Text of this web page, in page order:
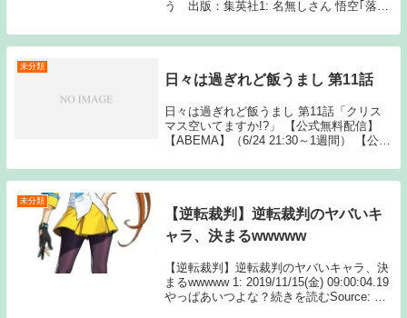
う 出版：集英社1: 名無しさん 悟空｢落ち
れっかもよ｣←これでも実際は？ 2: 名無し
さん 全王ぶっ潰してから言え ...
未分類
日々は過ぎれど飯うまし 第11話
日々は過ぎれど飯うまし 第11話「クリス
マス空いてますか!?」 【公式無料配信】
【ABEMA】（6/24 21:30～1週間） 【公式
【ABEMA】 【Amazonプライム】
Source: N...
未分類
【逆転裁判】逆転裁判のヤバいキ
ャラ、決まるwwwww
【逆転裁判】逆転裁判のヤバいキャラ、決
まるwwwww 1: 2019/11/15(金) 09:00:04.19
やっぱあいつよな？続きを読むSource: ち